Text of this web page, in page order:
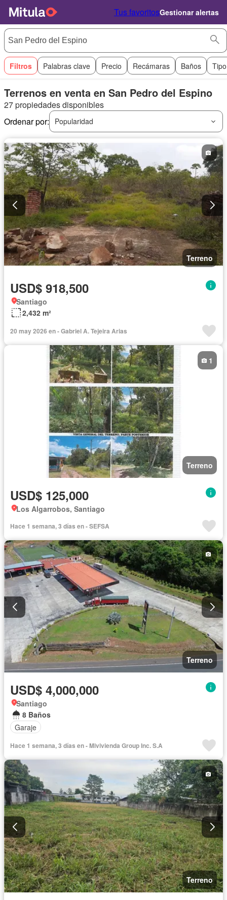
Tus favoritosGestionar alertas
Filtros Palabras clave Precio Recámaras Baños
Terrenos en venta en San Pedro del Espino
27 propiedades disponibles
Ordenar por:
Popularidad
Terreno
USD$ 918,500
Santiago
2,432 m²
20 may 2026 en - Gabriel A. Tejeira Arias
Terreno
1
USD$ 125,000
Los Algarrobos, Santiago
Hace 1 semana, 3 días en - SEFSA
Terreno
USD$ 4,000,000
Santiago
8 Baños
Garaje
Hace 1 semana, 3 días en - Mivivienda Group Inc. S.A
Terreno